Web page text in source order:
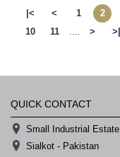
|< < 1 2
10
11 .... >
>|
QUICK CONTACT
Small Industrial Estate
Sialkot - Pakistan